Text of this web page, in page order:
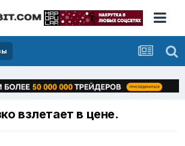
взлетает в цене.